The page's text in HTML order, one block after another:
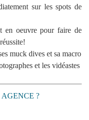
sur les spots de
en oeuvre pour faire de
muck dives et sa macro
et les vidéastes
?